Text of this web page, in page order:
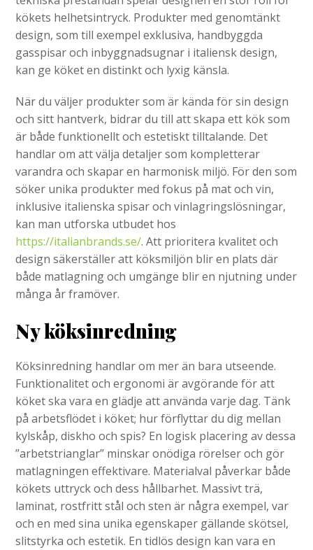
kökets helhetsintryck. Produkter med genomtänkt
design, som till exempel exklusiva, handbyggda
gasspisar och inbyggnadsugnar i italiensk design,
kan ge köket en distinkt och lyxig känsla.
När du väljer produkter som är kända för sin design
och sitt hantverk, bidrar du till att skapa ett kök som
är både funktionellt och estetiskt tilltalande. Det
handlar om att välja detaljer som kompletterar
varandra och skapar en harmonisk miljö. För den som
söker unika produkter med fokus på mat och vin,
inklusive italienska spisar och vinlagringslösningar,
kan man utforska utbudet hos
https://italianbrands.se/. Att prioritera kvalitet och
design säkerställer att köksmiljön blir en plats där
både matlagning och umgänge blir en njutning under
många år framöver.
Ny köksinredning
Köksinredning handlar om mer än bara utseende.
Funktionalitet och ergonomi är avgörande för att
köket ska vara en glädje att använda varje dag. Tänk
på arbetsflödet i köket; hur förflyttar du dig mellan
kylskåp, diskho och spis? En logisk placering av dessa
”arbetstrianglar” minskar onödiga rörelser och gör
matlagningen effektivare. Materialval påverkar både
kökets uttryck och dess hållbarhet. Massivt trä,
laminat, rostfritt stål och sten är några exempel, var
och en med sina unika egenskaper gällande skötsel,
slitstyrka och estetik. En tidlös design kan vara en